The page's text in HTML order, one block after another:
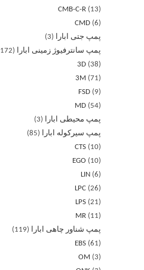
CMB-C-R
13
CMD 6
پمپ جتی ابارا
3
پمپ سانترفیوژ زمینی ابارا
172
3D 38
3M
71
FSD
9
MD
54
پمپ محیطی ابارا
3
پمپ سیرکوله ابارا
85
CTS
10
EGO
10
LIN 6
LPC 26
LPS 21
MR
11
پمپ شناور چاهی ابارا
119
EBS 61
OM
3